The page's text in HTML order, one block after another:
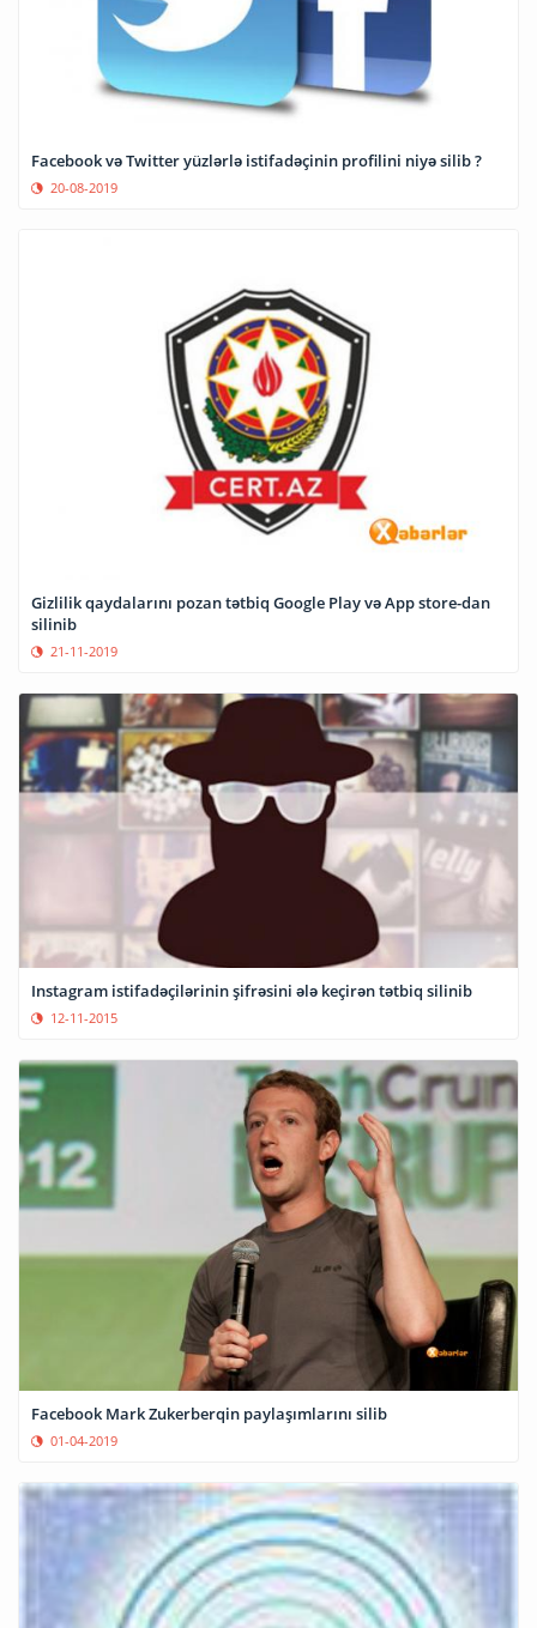
Facebook və Twitter yüzlərlə istifadəçinin profilini niyə silib ?
20-08-2019
Gizlilik qaydalarını pozan tətbiq Google Play və App store-dan
silinib
21-11-2019
Instagram istifadəçilərinin şifrəsini ələ keçirən tətbiq silinib
12-11-2015
Facebook Mark Zukerberqin paylaşımlarını silib
01-04-2019